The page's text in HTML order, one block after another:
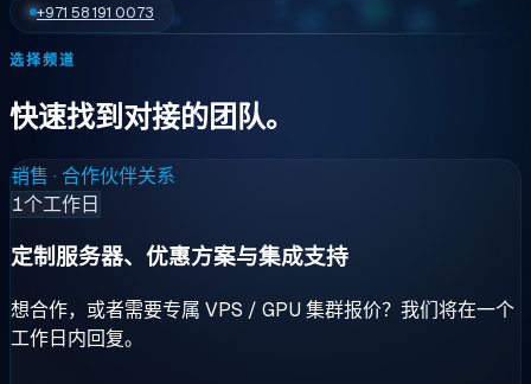
+971 58 191 0073
选择频道
快速找到对接的团队。
销售 · 合作伙伴关系
1个工作日
定制服务器、优惠方案与集成支持
想合作，或者需要专属 VPS / GPU 集群报价？我们将在一个
工作日内回复。